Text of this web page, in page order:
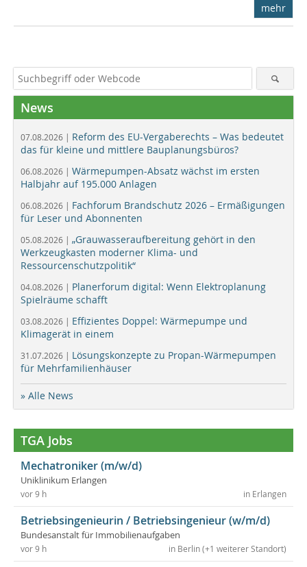
mehr
News
07.08.2026 | Reform des EU-Vergaberechts – Was bedeutet
das für kleine und mittlere Bauplanungsbüros?
06.08.2026 | Wärmepumpen-Absatz wächst im ersten
Halbjahr auf 195.000 Anlagen
06.08.2026 | Fachforum Brandschutz 2026 – Ermäßigungen
für Leser und Abonnenten
05.08.2026 | „Grauwasseraufbereitung gehört in den
Werkzeugkasten moderner Klima- und
Ressourcenschutzpolitik“
04.08.2026 | Planerforum digital: Wenn Elektroplanung
Spielräume schafft
03.08.2026 | Effizientes Doppel: Wärmepumpe und
Klimagerät in einem
31.07.2026 | Lösungskonzepte zu Propan-Wärmepumpen
für Mehrfamilienhäuser
» Alle News
TGA Jobs
Mechatroniker (m/w/d)
Uniklinikum Erlangen
in Erlangen
vor 9 h
Betriebsingenieurin / Betriebsingenieur (w/m/d)
Bundesanstalt für Immobilienaufgaben
in Berlin (+1 weiterer Standort)
vor 9 h